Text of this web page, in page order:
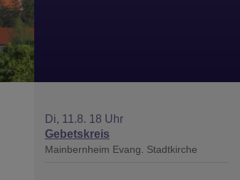
Di, 11.8. 18 Uhr
Gebetskreis
Mainbernheim Evang. Stadtkirche